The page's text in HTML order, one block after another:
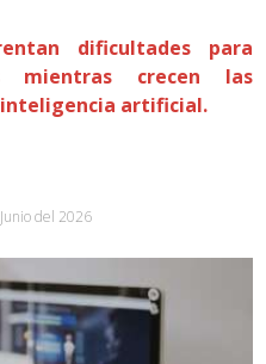
dificultades para
mientras crecen las
inteligencia artificial.
del 2026